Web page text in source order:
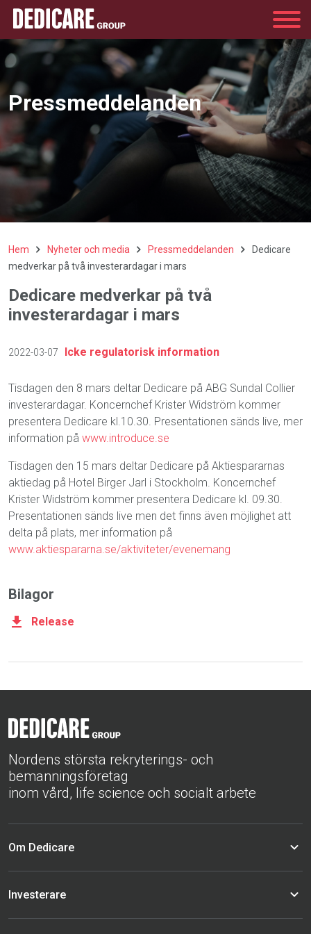
Pressmeddelanden
Hem Nyheter och media Pressmeddelanden
Dedicare
medverkar på två investerardagar i mars
Dedicare medverkar på två
investerardagar i mars
2022-03-07 Icke regulatorisk information
Tisdagen den 8 mars deltar Dedicare på ABG Sundal Collier
investerardagar. Koncernchef Krister Widström kommer
presentera Dedicare kl.10.30. Presentationen sänds live, mer
information på www.introduce.se
Tisdagen den 15 mars deltar Dedicare på Aktiespararnas
aktiedag på Hotel Birger Jarl i Stockholm. Koncernchef
Krister Widström kommer presentera Dedicare kl. 09.30.
Presentationen sänds live men det finns även möjlighet att
delta på plats, mer information på
www.aktiespararna.se/aktiviteter/evenemang
Bilagor
Release
Nordens största rekryterings- och
bemanningsföretag
inom vård, life science och socialt arbete
Om Dedicare
Investerare